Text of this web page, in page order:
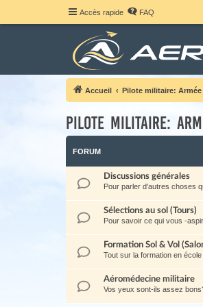
Accès rapide FAQ
Accueil Pilote militaire:
Pilote militaire:
FORUM
Discussions générales
Pour parler d'autres choses
Sélections au sol (Tours)
Pour savoir ce qui vous -
Formation Sol & Vol
Tout sur la formation en
Aéromédecine militaire
Vos yeux sont-ils assez